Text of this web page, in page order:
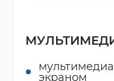
экраном